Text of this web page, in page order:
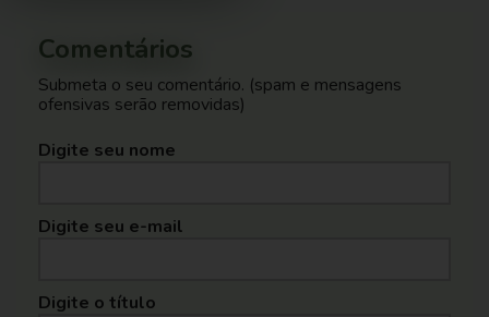
Comentários
Submeta o seu comentário. (spam e mensagens
ofensivas serão removidas)
Digite seu nome
Digite seu e-mail
Digite o título